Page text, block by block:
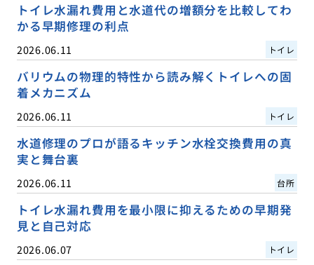
トイレ水漏れ費用と水道代の増額分を比較してわ
かる早期修理の利点
2026.06.11 トイレ
バリウムの物理的特性から読み解くトイレへの固
着メカニズム
2026.06.11 トイレ
水道修理のプロが語るキッチン水栓交換費用の真
実と舞台裏
2026.06.11 台所
トイレ水漏れ費用を最小限に抑えるための早期発
見と自己対応
2026.06.07 トイレ